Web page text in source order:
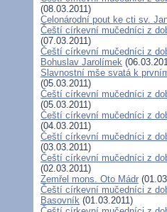
(08.03.2011)
Celonárodní pout ke cti sv.
Čeští církevní mučedníci z
(07.03.2011)
Čeští církevní mučedníci z
Bohuslav Jarolímek
Slavnostní mše svatá k
(05.03.2011)
Čeští církevní mučedníci z
(05.03.2011)
Čeští církevní mučedníci z
(04.03.2011)
Čeští církevní mučedníci z
(03.03.2011)
Čeští církevní mučedníci z
(02.03.2011)
Zemřel mons. Oto Mádr
Čeští církevní mučedníci z
Basovník (01.03.2011)